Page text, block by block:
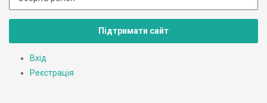
Підтримати сайт
Вхід
Реєстрація